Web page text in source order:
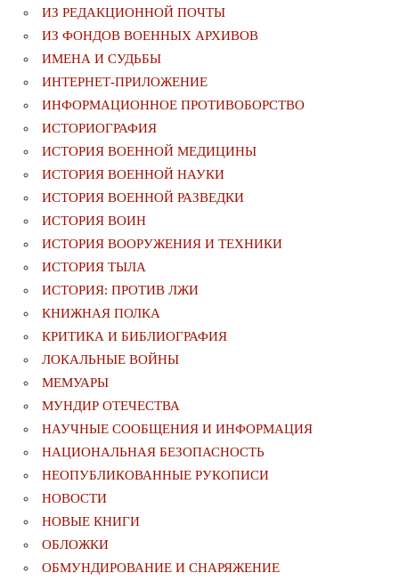
ИЗ РЕДАКЦИОННОЙ ПОЧТЫ
ИЗ ФОНДОВ ВОЕННЫХ АРХИВОВ
ИМЕНА И СУДЬБЫ
ИНТЕРНЕТ-ПРИЛОЖЕНИЕ
ИНФОРМАЦИОННОЕ ПРОТИВОБОРСТВО
ИСТОРИОГРАФИЯ
ИСТОРИЯ ВОЕННОЙ МЕДИЦИНЫ
ИСТОРИЯ ВОЕННОЙ НАУКИ
ИСТОРИЯ ВОЕННОЙ РАЗВЕДКИ
ИСТОРИЯ ВОИН
ИСТОРИЯ ВООРУЖЕНИЯ И ТЕХНИКИ
ИСТОРИЯ ТЫЛА
ИСТОРИЯ: ПРОТИВ ЛЖИ
КНИЖНАЯ ПОЛКА
КРИТИКА И БИБЛИОГРАФИЯ
ЛОКАЛЬНЫЕ ВОЙНЫ
МЕМУАРЫ
МУНДИР ОТЕЧЕСТВА
НАУЧНЫЕ СООБЩЕНИЯ И ИНФОРМАЦИЯ
НАЦИОНАЛЬНАЯ БЕЗОПАСНОСТЬ
НЕОПУБЛИКОВАННЫЕ РУКОПИСИ
НОВОСТИ
НОВЫЕ КНИГИ
ОБЛОЖКИ
ОБМУНДИРОВАНИЕ И СНАРЯЖЕНИЕ